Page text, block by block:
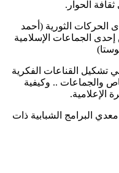
الحوار.
الثورية (أحمد
الإسلامية
القناعات الفكرية
.. وكيفية
الشبابية ذات